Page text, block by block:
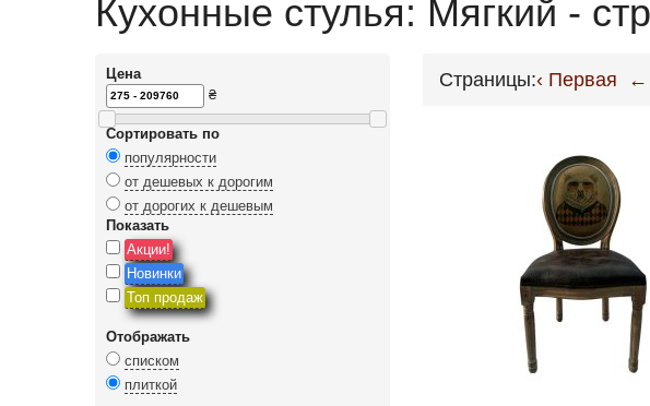
Кухонные стулья: Мягкий -
Цена
₴
Сортировать по
популярности
от дешевых к дорогим
от дорогих к дешевым
Показать
Акции!
Новинки
Топ продаж
Отображать
списком
плиткой
Страницы:‹ Первая ←